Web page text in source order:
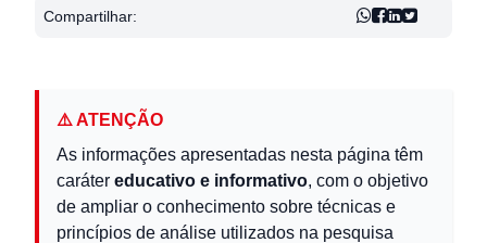
Compartilhar:
⚠️ ATENÇÃO
As informações apresentadas nesta página têm
caráter educativo e informativo, com o objetivo
de ampliar o conhecimento sobre técnicas e
princípios de análise utilizados na pesquisa